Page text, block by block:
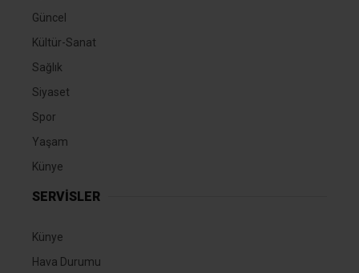
Güncel
Kültür-Sanat
Sağlık
Siyaset
Spor
Yaşam
Künye
SERVİSLER
Künye
Hava Durumu